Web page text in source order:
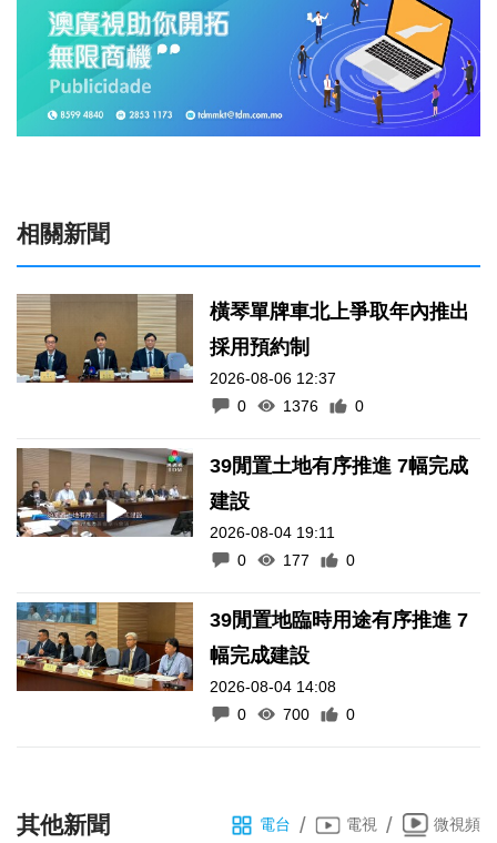
相關新聞
橫琴單牌車北上爭取年內推出
採用預約制
2026-08-06 12:37
0
1376 0
39閒置土地有序推進 7幅完成
建設
2026-08-04 19:11
0
177 0
39閒置地臨時用途有序推進 7
幅完成建設
2026-08-04 14:08
0
700 0
其他新聞 電台 / 電視 / 微視頻